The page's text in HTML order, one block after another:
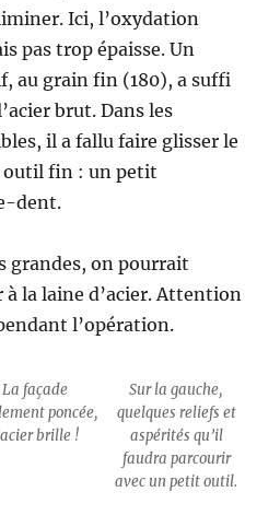
Ici, l’oxydation
pas trop épaisse. Un
au grain fin (180), a suffi
brut. Dans les
il a fallu faire glisser le
outil fin : un petit
dent.
grandes, on pourrait
la laine d’acier. Attention
l’opération.
La façade
poncée,
brille !
Sur la gauche,
quelques reliefs et
aspérités qu’il
faudra parcourir
avec un petit outil.